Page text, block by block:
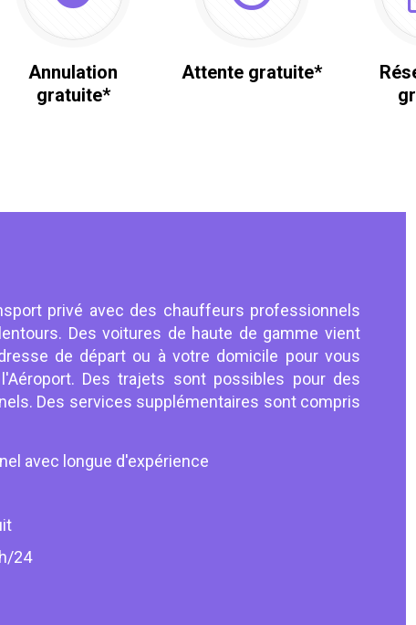
Annulation
gratuite*
Attente gratuite*
privé avec des chauffeurs professionnels
Des voitures de haute de gamme vient
de départ ou à votre domicile pour vous
Des trajets sont possibles pour des
Des services supplémentaires sont compris
avec longue d'expérience
24